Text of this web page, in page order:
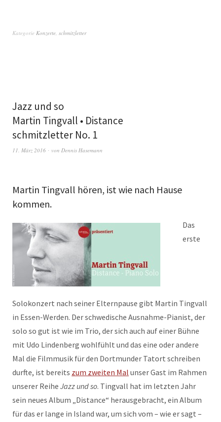
Kategorie Konzerte, schmitzletter
Jazz und so
Martin Tingvall • Distance
schmitzletter No. 1
11. März 2016 von Dennis Hasemann
Martin Tingvall hören, ist wie nach Hause
kommen.
Das
erste
Solokonzert nach seiner Elternpause gibt Martin Tingvall
in Essen-Werden. Der schwedische Ausnahme-Pianist, der
solo so gut ist wie im Trio, der sich auch auf einer Bühne
mit Udo Lindenberg wohlfühlt und das eine oder andere
Mal die Filmmusik für den Dortmunder Tatort schreiben
durfte, ist bereits zum zweiten Mal unser Gast im Rahmen
unserer Reihe Jazz und so. Tingvall hat im letzten Jahr
sein neues Album „Distance“ herausgebracht, ein Album
für das er lange in Island war, um sich vom – wie er sagt –